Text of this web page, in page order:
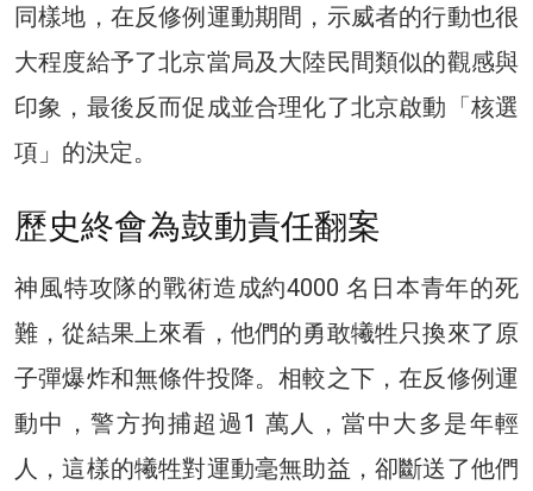
同樣地，在反修例運動期間，示威者的行動也很
大程度給予了北京當局及大陸民間類似的觀感與
印象，最後反而促成並合理化了北京啟動「核選
項」的決定。
歷史終會為鼓動責任翻案
神風特攻隊的戰術造成約4000 名日本青年的死
難，從結果上來看，他們的勇敢犧牲只換來了原
子彈爆炸和無條件投降。相較之下，在反修例運
動中，警方拘捕超過1 萬人，當中大多是年輕
人，這樣的犧牲對運動毫無助益，卻斷送了他們